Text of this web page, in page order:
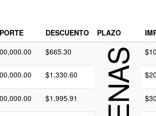
DESCUENTO PLAZO
$665.30
$1,330.60
$1,995.91